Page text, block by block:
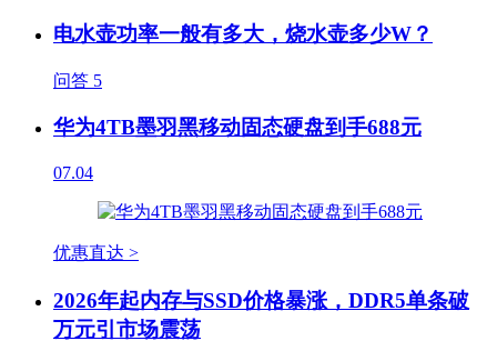
电水壶功率一般有多大，烧水壶多少W？
问答 5
华为4TB墨羽黑移动固态硬盘到手688元
07.04
优惠直达 >
2026年起内存与SSD价格暴涨，DDR5单条破
万元引市场震荡